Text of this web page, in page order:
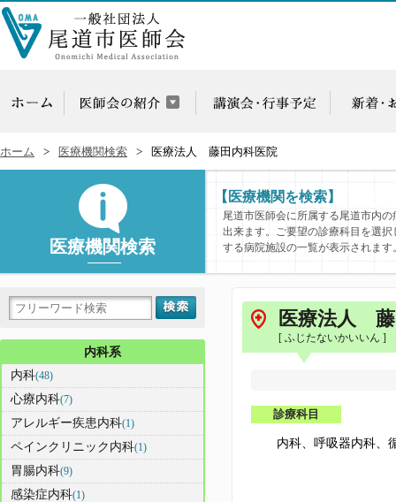
ホーム 医療機関検索 医療法人 藤田内科医院
医療機関検索
【医療機関を検索】
尾道市医師会に所属する尾道市内
出来ます。ご要望の診療科目を選
する病院施設の一覧が表示されます
医療法人 藤
[ ふじたないかいいん ]
診療科目
内科、呼吸器内科、
内科系
内科(48)
心療内科(7)
アレルギー疾患内科(1)
ペインクリニック内科(1)
胃腸内科(9)
感染症内科(1)